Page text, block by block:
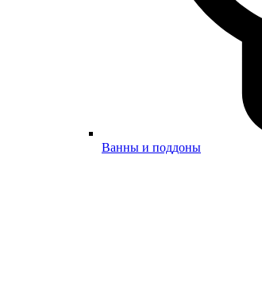
Ванны и поддоны